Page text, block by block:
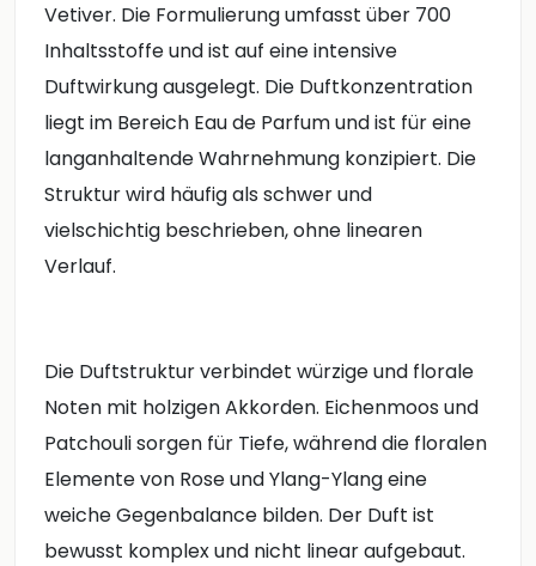
Vetiver. Die Formulierung umfasst über 700
Inhaltsstoffe und ist auf eine intensive
Duftwirkung ausgelegt. Die Duftkonzentration
liegt im Bereich Eau de Parfum und ist für eine
langanhaltende Wahrnehmung konzipiert. Die
Struktur wird häufig als schwer und
vielschichtig beschrieben, ohne linearen
Verlauf.
Die Duftstruktur verbindet würzige und florale
Noten mit holzigen Akkorden. Eichenmoos und
Patchouli sorgen für Tiefe, während die floralen
Elemente von Rose und Ylang-Ylang eine
weiche Gegenbalance bilden. Der Duft ist
bewusst komplex und nicht linear aufgebaut.